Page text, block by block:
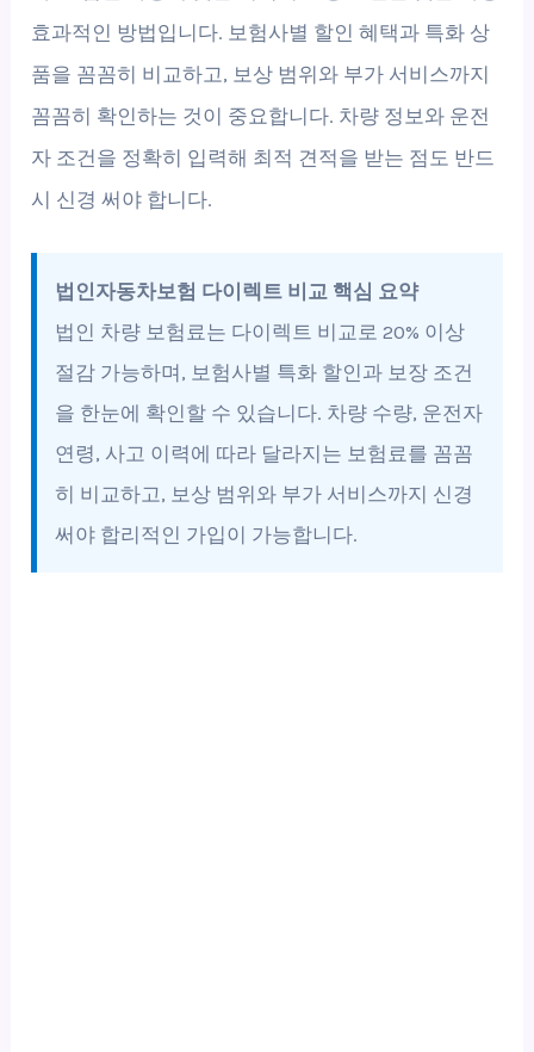
효과적인 방법입니다. 보험사별 할인 혜택과 특화 상
품을 꼼꼼히 비교하고, 보상 범위와 부가 서비스까지
꼼꼼히 확인하는 것이 중요합니다. 차량 정보와 운전
자 조건을 정확히 입력해 최적 견적을 받는 점도 반드
시 신경 써야 합니다.
법인자동차보험 다이렉트 비교 핵심 요약
법인 차량 보험료는 다이렉트 비교로 20% 이상
절감 가능하며, 보험사별 특화 할인과 보장 조건
을 한눈에 확인할 수 있습니다. 차량 수량, 운전자
연령, 사고 이력에 따라 달라지는 보험료를 꼼꼼
히 비교하고, 보상 범위와 부가 서비스까지 신경
써야 합리적인 가입이 가능합니다.